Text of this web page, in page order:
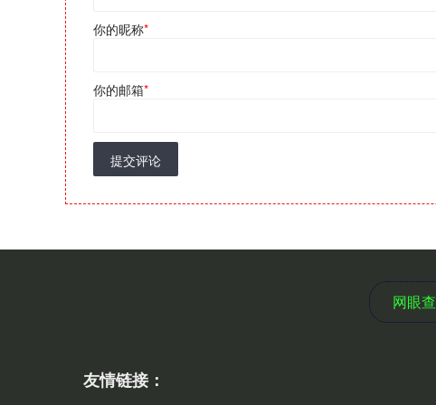
你的昵称*
你的邮箱*
提交评论
网眼查
友情链接：